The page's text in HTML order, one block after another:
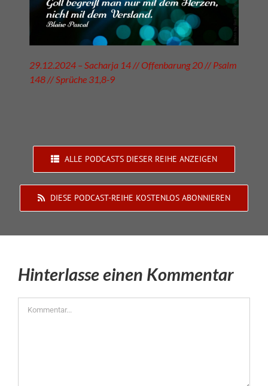
29.12.2024 – Sacharja 14 // Offenbarung 20 // Psalm
148 // Sprüche 31,8-9
ALLE PODCASTS DIESER REIHE ANZEIGEN
DIESE PODCAST-REIHE KOSTENLOS ABONNIEREN
Hinterlasse einen Kommentar